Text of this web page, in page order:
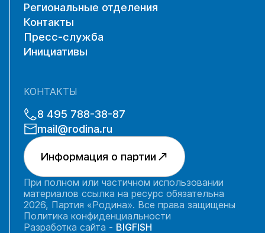
Региональные отделения
Контакты
Пресс-служба
Инициативы
КОНТАКТЫ
8 495 788-38-87
mail@rodina.ru
Информация о партии
При полном или частичном использовании
материалов ссылка на ресурс обязательна
2026, Партия «Родина». Все права защищены
Политика конфиденциальности
Разработка сайта - BIGFISH